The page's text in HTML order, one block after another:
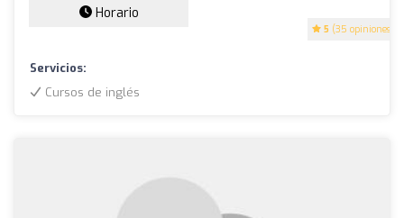
5 (35 opiniones)
Horario
Servicios:
Cursos de inglés